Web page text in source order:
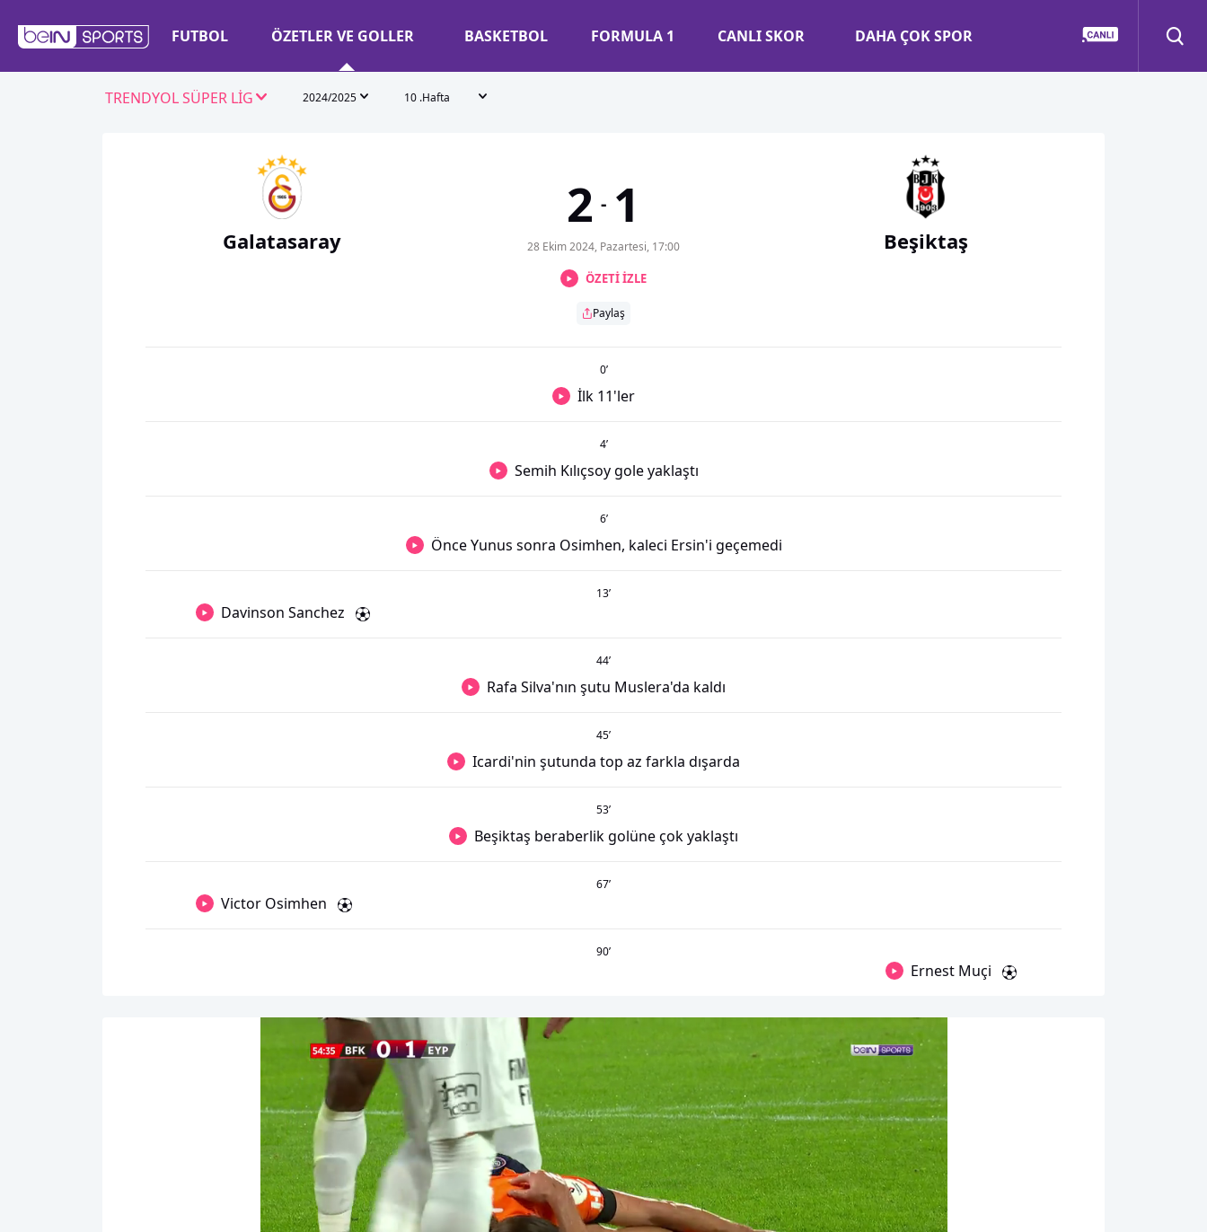
FUTBOL ÖZETLER VE GOLLER BASKETBOL FORMULA 1 CANLI SKOR DAHA ÇOK SPOR
TRENDYOL SÜPER LİG 2024/2025 10 .Hafta
Galatasaray
2 - 1
28 Ekim 2024, Pazartesi, 17:00
ÖZETİ İZLE
Paylaş
Beşiktaş
0’
İlk 11'ler
4’
Semih Kılıçsoy gole yaklaştı
6’
Önce Yunus sonra Osimhen, kaleci Ersin'i geçemedi
13’
Davinson Sanchez
44’
Rafa Silva'nın şutu Muslera'da kaldı
45’
Icardi'nin şutunda top az farkla dışarda
53’
Beşiktaş beraberlik golüne çok yaklaştı
67’
Victor Osimhen
90’
Ernest Muçi